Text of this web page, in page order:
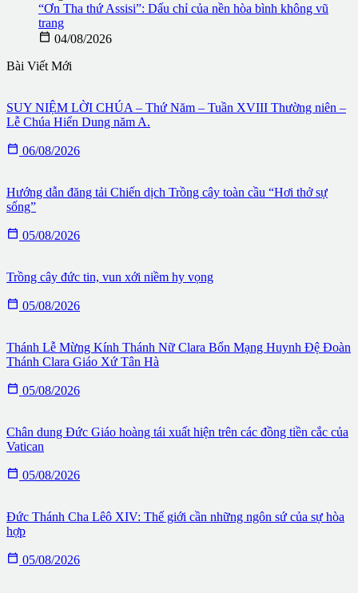
“Ơn Tha thứ Assisi”: Dấu chỉ của nền hòa bình không vũ
trang
 04/08/2026
Bài Viết Mới
SUY NIỆM LỜI CHÚA – Thứ Năm – Tuần XVIII Thường niên –
Lễ Chúa Hiển Dung năm A.
 06/08/2026
Hướng dẫn đăng tải Chiến dịch Trồng cây toàn cầu “Hơi thở sự
sống”
 05/08/2026
Trồng cây đức tin, vun xới niềm hy vọng
 05/08/2026
Thánh Lễ Mừng Kính Thánh Nữ Clara Bổn Mạng Huynh Đệ Đoàn
Thánh Clara Giáo Xứ Tân Hà
 05/08/2026
Chân dung Đức Giáo hoàng tái xuất hiện trên các đồng tiền cắc của
Vatican
 05/08/2026
Đức Thánh Cha Lêô XIV: Thế giới cần những ngôn sứ của sự hòa
hợp
 05/08/2026